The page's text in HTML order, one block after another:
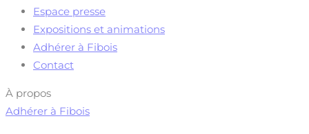
Espace presse
Expositions et animations
Adhérer à Fibois
Contact
À propos
Adhérer à Fibois